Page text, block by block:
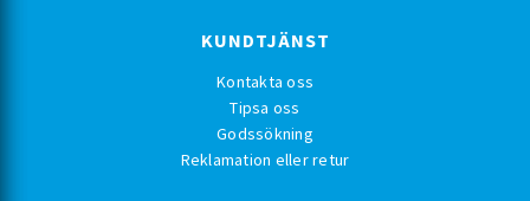
KUNDTJÄNST
Kontakta oss
Tipsa oss
Godssökning
Reklamation eller retur